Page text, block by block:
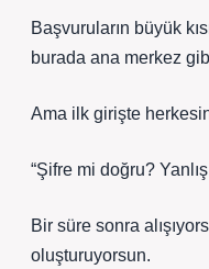
Başvuruların büyük
burada ana merkez
Ama ilk girişte
“Şifre mi doğru?
Bir süre sonra
oluşturuyorsun.